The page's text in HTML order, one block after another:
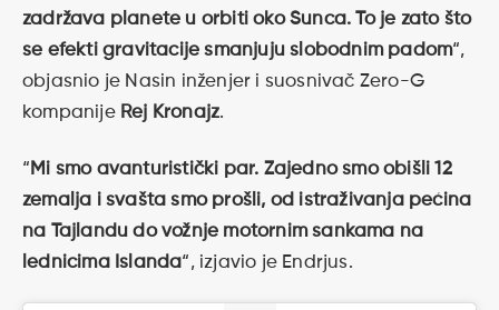
zadržava planete u orbiti oko Sunca. To je zato što
se efekti gravitacije smanjuju slobodnim padom“,
objasnio je Nasin inženjer i suosnivač Zero-G
kompanije Rej Kronajz.
“ Mi smo avanturistički par. Zajedno smo obišli 12
zemalja i svašta smo prošli, od istraživanja pećina
na Tajlandu do vožnje motornim sankama na
lednicima Islanda“, izjavio je Endrjus.